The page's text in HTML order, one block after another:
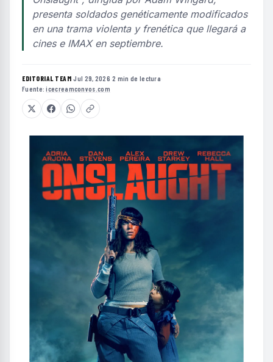
presenta soldados genéticamente modificados
en una trama violenta y frenética que llegará a
cines e IMAX en septiembre.
EDITORIAL TEAM·Jul 29, 2026·2 min de lectura·
Fuente:icecreamconvos.com